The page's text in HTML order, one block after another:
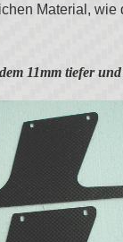
Material, wie
11mm tiefer